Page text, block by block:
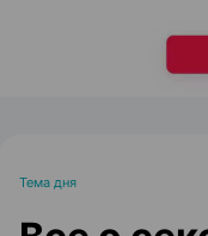
Тема дня